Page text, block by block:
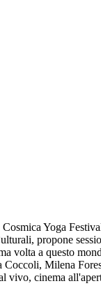
Yoga
propone
volta a questo
Milena
cinema